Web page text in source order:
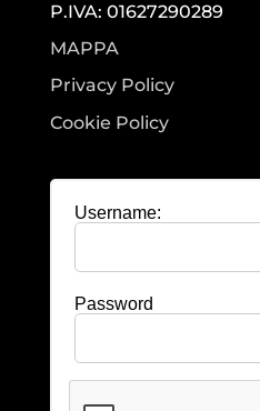
P.IVA: 01627290289
MAPPA
Privacy Policy
Cookie Policy
Username:
Password